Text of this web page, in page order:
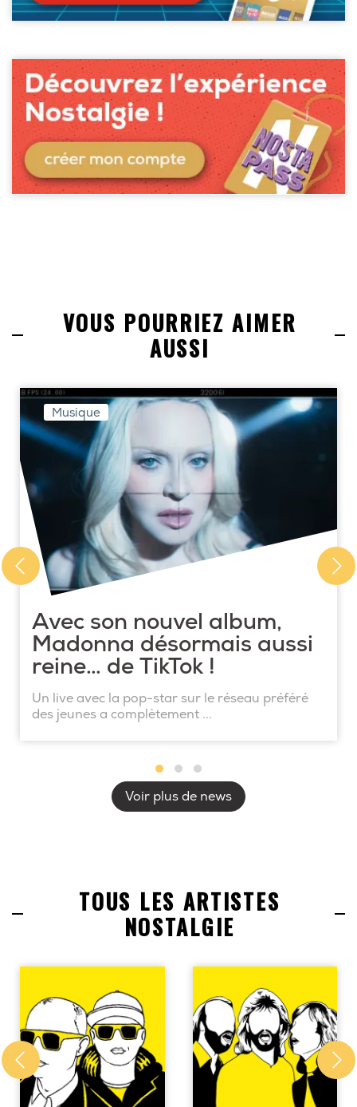
VOUS POURRIEZ AIMER
AUSSI
Musique
Avec son nouvel album,
Madonna désormais aussi
reine… de TikTok !
Un live avec la pop-star sur le réseau préféré
des jeunes a complètement ...
Voir plus de news
TOUS LES ARTISTES
NOSTALGIE